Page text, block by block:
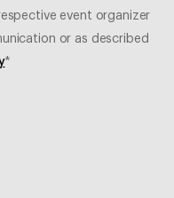
event organizer
or as described
*